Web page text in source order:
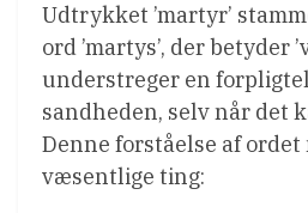
Udtrykket ’martyr’
ord ’martys’, der betyder
understreger en
sandheden, selv når det
Denne forståelse af
væsentlige ting: